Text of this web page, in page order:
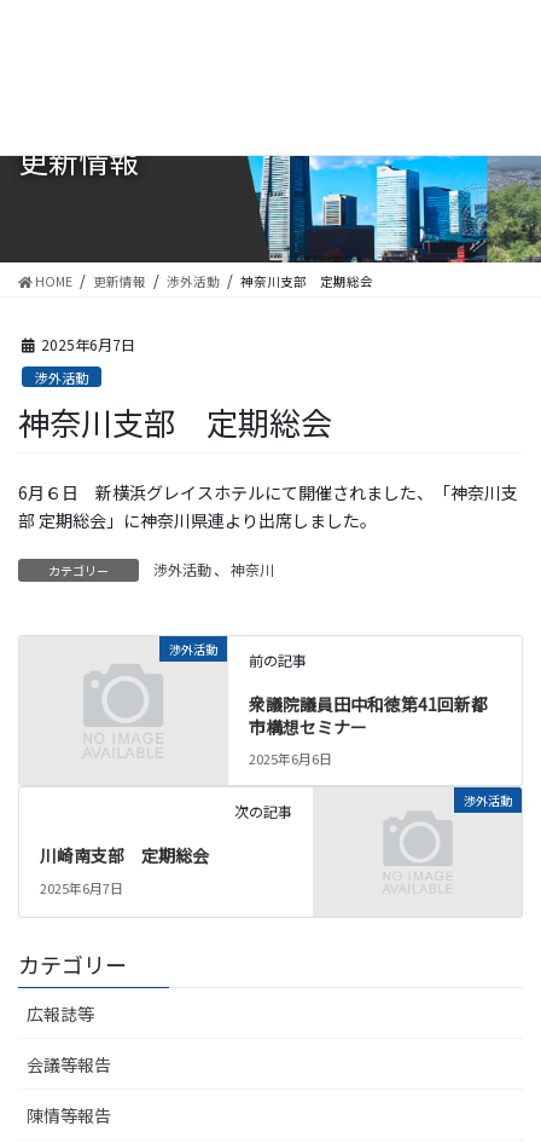
移
ン更新情報
HOME 更新情報 渉外活動 神奈川支部 定期総会
2025年6月7日
渉外活動
神奈川支部 定期総会
6月６日 新横浜グレイスホテルにて開催されました、「神奈川支
部 定期総会」に神奈川県連より出席しました。
カテゴリー 渉外活動、 神奈川
渉外活動
前の記事
衆議院議員田中和徳第41回新都
市構想セミナー
2025年6月6日
渉外活動
次の記事
川崎南支部 定期総会
2025年6月7日
カテゴリー
広報誌等
会議等報告
陳情等報告